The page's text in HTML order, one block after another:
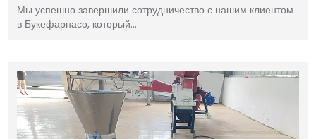
Мы успешно завершили сотрудничество с нашим клиентом
в Букефарнасо, который…